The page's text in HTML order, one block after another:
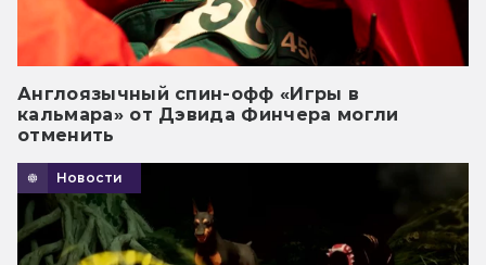
Англоязычный спин-офф «Игры в
кальмара» от Дэвида Финчера могли
отменить
Новости